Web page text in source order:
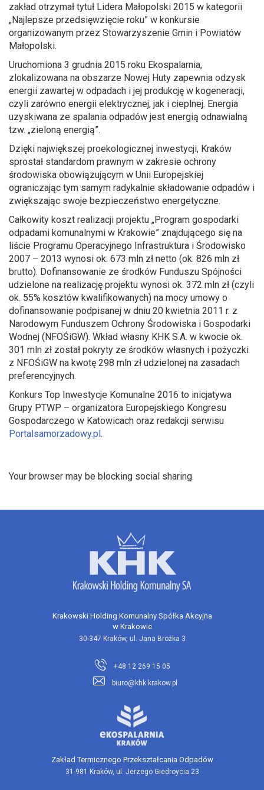
zakład otrzymał tytuł Lidera Małopolski 2015 w kategorii
„Najlepsze przedsięwzięcie roku” w konkursie
organizowanym przez Stowarzyszenie Gmin i Powiatów
Małopolski.
Uruchomiona 3 grudnia 2015 roku Ekospalarnia,
zlokalizowana na obszarze Nowej Huty zapewnia odzysk
energii zawartej w odpadach i jej produkcję w kogeneracji,
czyli zarówno energii elektrycznej, jak i cieplnej. Energia
uzyskiwana ze spalania odpadów jest energią odnawialną
tzw. „zieloną energią”.
Dzięki największej proekologicznej inwestycji, Kraków
sprostał standardom prawnym w zakresie ochrony
środowiska obowiązującym w Unii Europejskiej
ograniczając tym samym radykalnie składowanie odpadów i
zwiększając swoje bezpieczeństwo energetyczne.
Całkowity koszt realizacji projektu „Program gospodarki
odpadami komunalnymi w Krakowie” znajdującego się na
liście Programu Operacyjnego Infrastruktura i Środowisko
2007 – 2013 wynosi ok. 673 mln zł netto (ok. 826 mln zł
brutto). Dofinansowanie ze środków Funduszu Spójności
udzielone na realizację projektu wynosi ok. 372 mln zł (czyli
ok. 55% kosztów kwalifikowanych) na mocy umowy o
dofinansowanie podpisanej w dniu 20 kwietnia 2011 r. z
Narodowym Funduszem Ochrony Środowiska i Gospodarki
Wodnej (NFOŚiGW). Wkład własny KHK S.A. w kwocie ok.
301 mln zł został pokryty ze środków własnych i pożyczki
z NFOŚiGW na kwotę 298 mln zł udzielonej na zasadach
preferencyjnych.
Konkurs Top Inwestycje Komunalne 2016 to inicjatywa
Grupy PTWP – organizatora Europejskiego Kongresu
Gospodarczego w Katowicach oraz redakcji serwisu
Portalsamorzadowy.pl.
Your browser may be blocking social sharing.
Krakowski Holding Komunalny Spółka Akcyjna
w Krakowie
30-347 Kraków, ul. Jana Brożka 3
+48 12 269 15 05
biuro@khk.krakow.pl
Zakład Termicznego Przekształcania Odpadów
31-981 Kraków, ul. Jerzego Giedroycia 23